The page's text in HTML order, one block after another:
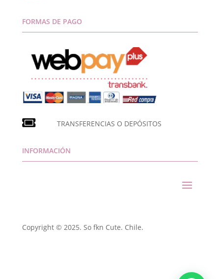
FORMAS DE PAGO
TRANSFERENCIAS O DEPÓSITOS
INFORMACIÓN
Copyright © 2025. So fkn Cute. Chile.